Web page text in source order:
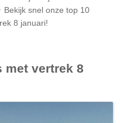
snel onze top 10
8 januari!
met vertrek 8